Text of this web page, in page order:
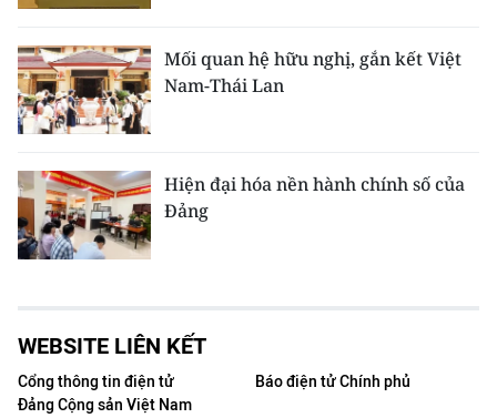
Mối quan hệ hữu nghị, gắn kết Việt
Nam-Thái Lan
Hiện đại hóa nền hành chính số của
Đảng
WEBSITE LIÊN KẾT
Cổng thông tin điện tử
Đảng Cộng sản Việt Nam
Báo điện tử Chính phủ